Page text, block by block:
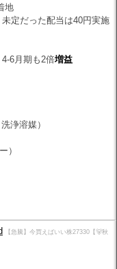
地
定だった配当は40円実施
6月期も2倍増益
浄溶媒）
）
【急騰】今買えばいい株27330【🐻秋